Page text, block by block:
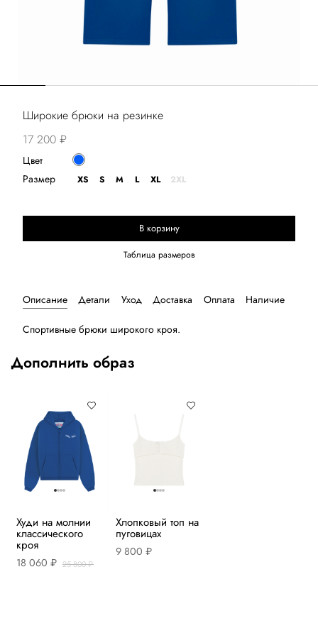
Широкие брюки на резинке
17 200 ₽
Цвет
В корзину
Выберите размер
Таблица размеров
Размер XS S M L XL 2XL
Описание Детали Уход Доставка Оплата Наличие
Спортивные брюки широкого кроя.
Дополнить образ
Худи на молнии
классического
кроя
18 060 ₽ 25 800 ₽
Хлопковый топ на
пуговицах
9 800 ₽